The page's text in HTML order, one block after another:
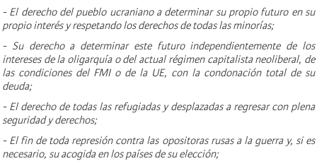
- El derecho del pueblo ucraniano a determinar su propio futuro en su
propio interés y respetando los derechos de todas las minorías;
- Su derecho a determinar este futuro independientemente de los
intereses de la oligarquía o del actual régimen capitalista neoliberal, de
las condiciones del FMI o de la UE, con la condonación total de su
deuda;
- El derecho de todas las refugiadas y desplazadas a regresar con plena
seguridad y derechos;
- El fin de toda represión contra las opositoras rusas a la guerra y, si es
necesario, su acogida en los países de su elección;